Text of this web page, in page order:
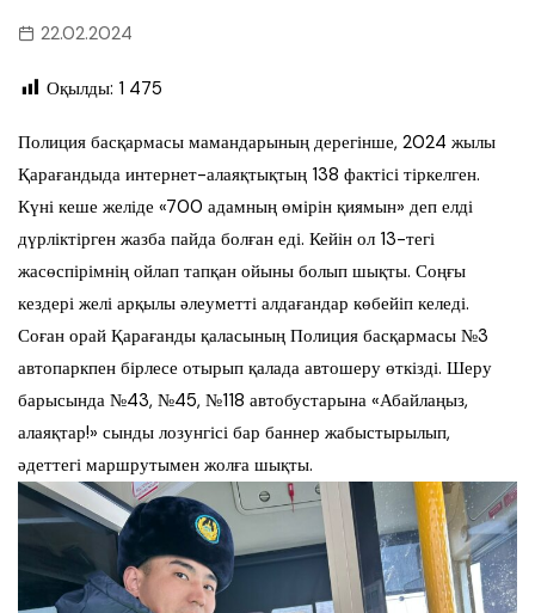
22.02.2024
Оқылды: 1 475
Полиция басқармасы мамандарының дерегінше, 2024 жылы
Қарағандыда интернет-алаяқтықтың 138 фактісі тіркелген.
Күні кеше желіде «700 адамның өмірін қиямын» деп елді
дүрліктірген жазба пайда болған еді. Кейін ол 13-тегі
жасөспірімнің ойлап тапқан ойыны болып шықты. Соңғы
кездері желі арқылы әлеуметті алдағандар көбейіп келеді.
Соған орай Қарағанды қаласының Полиция басқармасы №3
автопаркпен бірлесе отырып қалада автошеру өткізді. Шеру
барысында №43, №45, №118 автобустарына «Абайлаңыз,
алаяқтар!» сынды лозунгісі бар баннер жабыстырылып,
әдеттегі маршрутымен жолға шықты.